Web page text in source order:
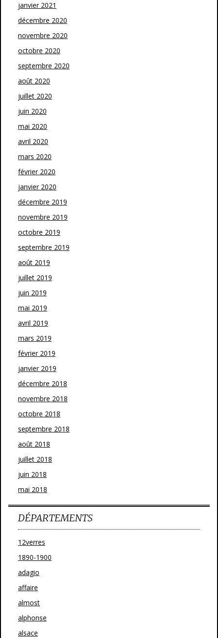
janvier 2021
décembre 2020
novembre 2020
octobre 2020
septembre 2020
août 2020
juillet 2020
juin 2020
mai 2020
avril 2020
mars 2020
février 2020
janvier 2020
décembre 2019
novembre 2019
octobre 2019
septembre 2019
août 2019
juillet 2019
juin 2019
mai 2019
avril 2019
mars 2019
février 2019
janvier 2019
décembre 2018
novembre 2018
octobre 2018
septembre 2018
août 2018
juillet 2018
juin 2018
mai 2018
DÉPARTEMENTS
12verres
1890-1900
adagio
affaire
almost
alphonse
alsace